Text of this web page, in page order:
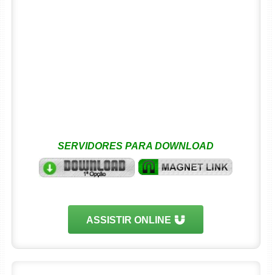
SERVIDORES PARA DOWNLOAD
ASSISTIR ONLINE